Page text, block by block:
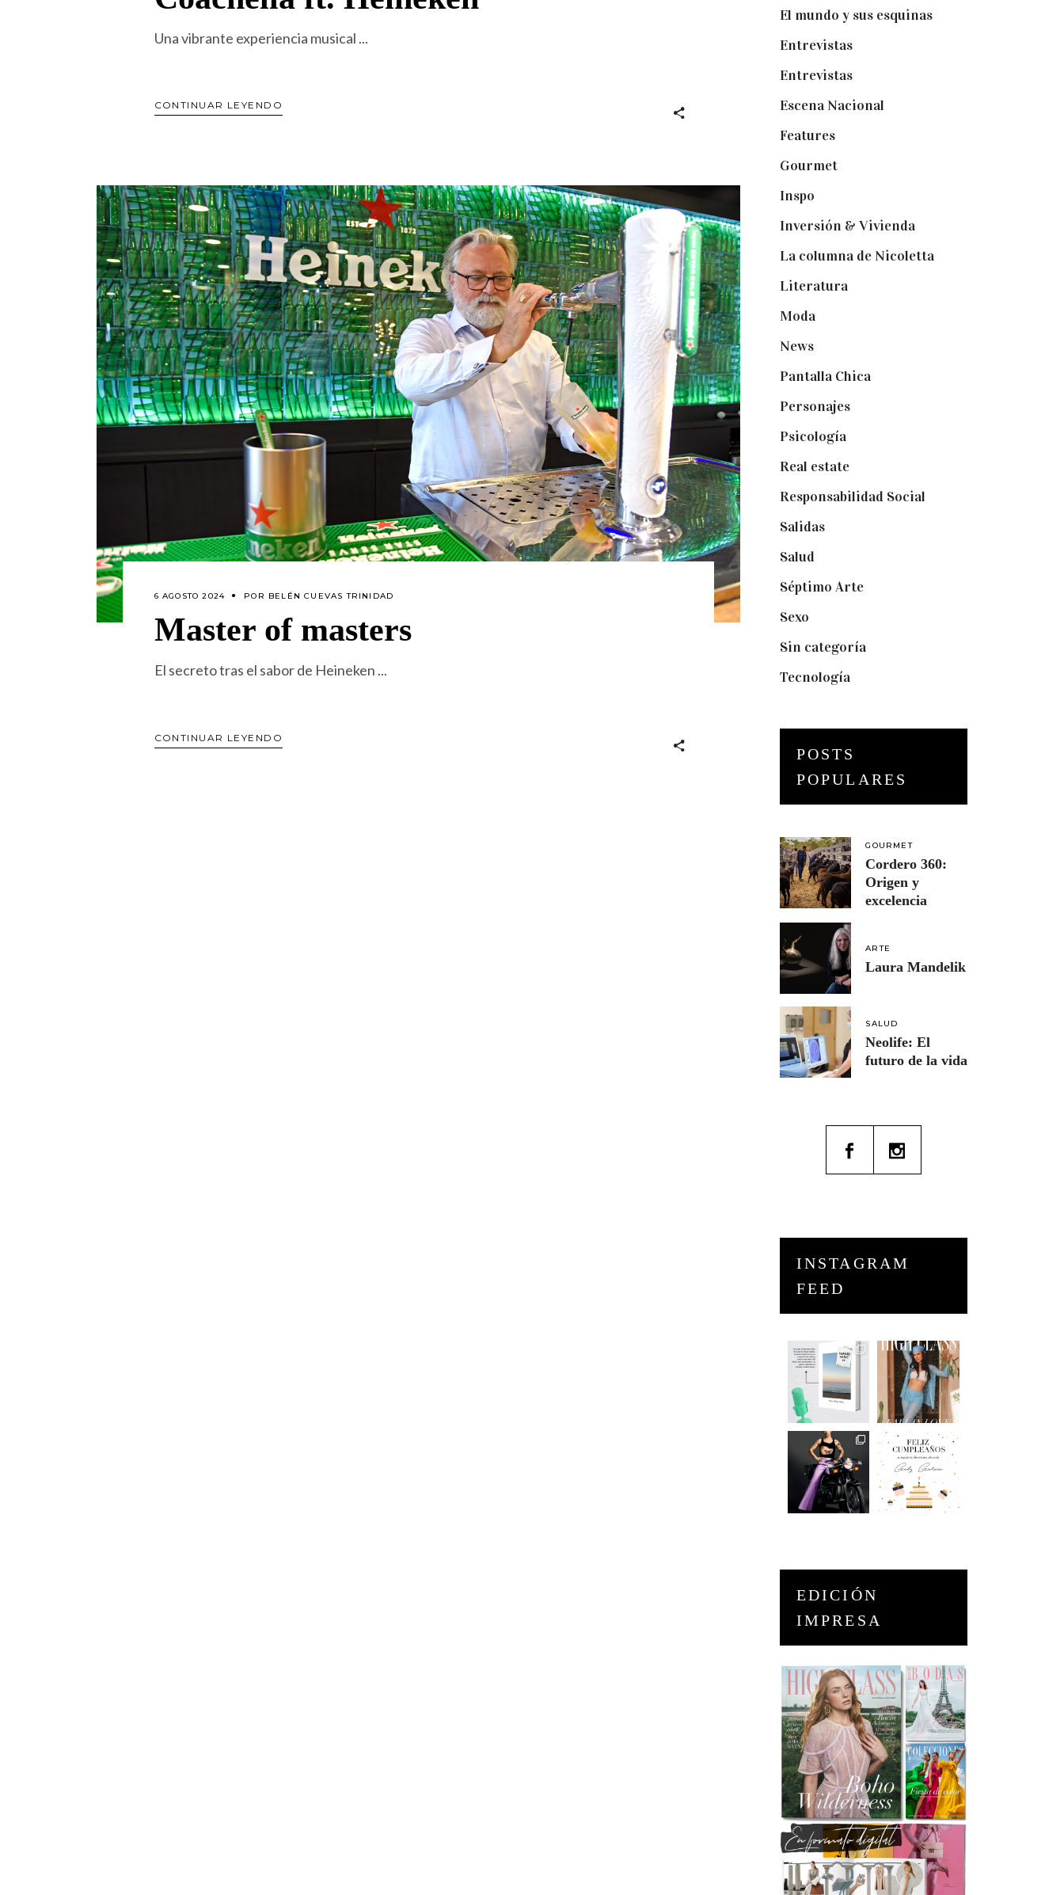
Una vibrante experiencia musical
CONTINUAR LEYENDO
6 AGOSTO 2024 POR BELÉN CUEVAS TRINIDAD
Master of masters
El secreto tras el sabor de Heineken
CONTINUAR LEYENDO
El mundo y sus esquinas(25)
Entrevistas(36)
Entrevistas(14)
Escena Nacional
Features(29)
Gourmet(102)
Inspo
Inversión & Vivienda(5)
La columna de Nicoletta(5)
Literatura(1)
Moda(84)
News(24)
Pantalla Chica(22)
Personajes(9)
Psicología(60)
Real estate(7)
Responsabilidad Social
Salidas(16)
Salud
Séptimo Arte(40)
Sexo
Sin categoría(2)
Tecnología(3)
POSTS
POPULARES
GOURMET
Cordero 360:
Origen y
excelencia
ARTE
Laura Mandelik
SALUD
Neolife: El
futuro de la vida
INSTAGRAM
FEED
EDICIÓN
IMPRESA